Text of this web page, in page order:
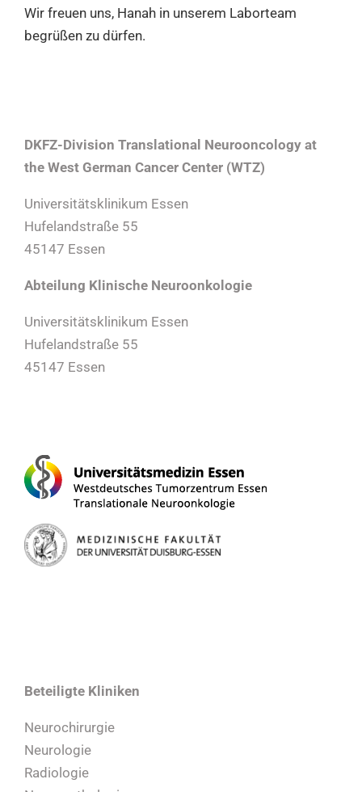
Wir freuen uns, Hanah in unserem Laborteam
begrüßen zu dürfen.
DKFZ-Division Translational Neurooncology at
the West German Cancer Center (WTZ)
Universitätsklinikum Essen
Hufelandstraße 55
45147 Essen
Abteilung Klinische Neuroonkologie
Universitätsklinikum Essen
Hufelandstraße 55
45147 Essen
Beteiligte Kliniken
Neurochirurgie
Neurologie
Radiologie